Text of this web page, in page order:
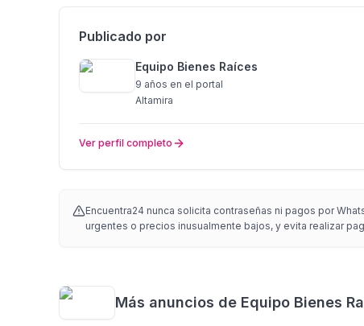
Publicado por
Equipo Bienes Raíces
9 años en el portal
Altamira
Ver perfil completo
Encuentra24 nunca solicita contraseñas ni pagos por
urgentes o precios inusualmente bajos, y evita realizar
Más anuncios de Equipo Bienes